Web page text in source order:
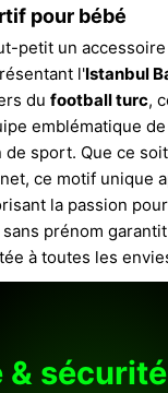
pour bébé
petit un
l'Istanbul
du football turc,
emblématique
de sport. Que ce
ce motif unique
la passion
prénom
à toutes les
& sécurité